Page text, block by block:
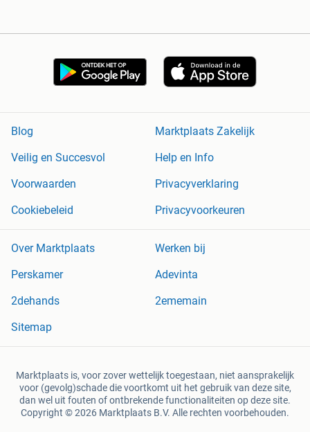
Blog
Marktplaats Zakelijk
Veilig en Succesvol
Help en Info
Voorwaarden
Privacyverklaring
Cookiebeleid
Privacyvoorkeuren
Over Marktplaats
Werken bij
Perskamer
Adevinta
2dehands
2ememain
Sitemap
Marktplaats is, voor zover wettelijk toegestaan, niet aansprakelijk
voor (gevolg)schade die voortkomt uit het gebruik van deze site,
dan wel uit fouten of ontbrekende functionaliteiten op deze site.
Copyright © 2026 Marktplaats B.V. Alle rechten voorbehouden.